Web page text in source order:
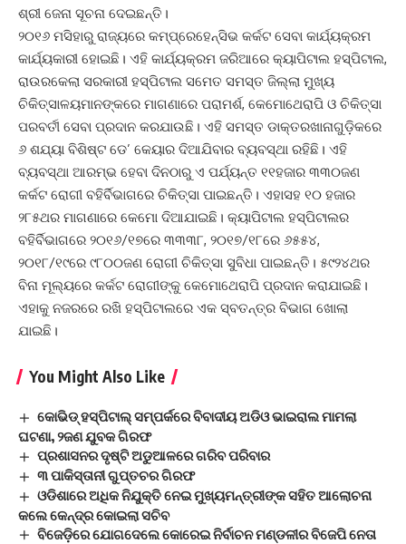
ଶ୍ରୀ ଜେନା ସୂଚନା ଦେଇଛନ୍ତି।
୨୦୧୬ ମସିହାରୁ ରାଜ୍ୟରେ କମ୍ପ୍ରେହେନ୍‌ସିଭ କର୍କଟ ସେବା କାର୍ଯ୍ୟକ୍ରମ
କାର୍ଯ୍ୟକାରୀ ହୋଇଛି। ଏହି କାର୍ଯ୍ୟକ୍ରମ ଜରିଆରେ କ୍ୟାପିଟାଲ ହସ୍ପିଟାଲ,
ରାଉରକେଲା ସରକାରୀ ହସ୍ପିଟାଲ ସମେତ ସମସ୍ତ ଜିଲ୍ଲା ମୁଖ୍ୟ
ଚିକିତ୍ସାଳୟମାନଙ୍କରେ ମାଗଣାରେ ପରାମର୍ଶ, କେମୋ‌ଥେରାପି ଓ ଚିକିତ୍ସା
ପରବର୍ତୀ ସେବା ପ୍ରଦାନ କରଯାଉଛି। ଏହି ସମସ୍ତ ଡାକ୍ତରଖାନାଗୁଡ଼ିକରେ
୬ ଶଯ୍ୟା ବିଶିଷ୍ଟ ଡେ’ କେୟାର ଦିଆଯିବାର ବ୍ୟବସ୍ଥା ରହିଛି। ଏହି
ବ୍ୟବସ୍ଥା ଆରମ୍ଭ ହେବା ଦିନଠାରୁ ଏ ପର୍ଯ୍ୟନ୍ତ ୧୧ହଜାର ୩୩୦ଜଣ
କର୍କଟ ରୋଗୀ ବହିର୍ବିଭାଗରେ ଚିକିତ୍ସା ପାଇଛନ୍ତି। ଏହାସହ ୧୦ ହଜାର
୨୮୫ଥର ମାଗଣାରେ କେମୋ ଦିଆଯାଇଛି। କ୍ୟାପିଟାଲ ହସ୍ପିଟାଲର
ବହିର୍ବିଭାଗରେ ୨୦୧୬/୧୭ରେ ୩୩୩୮, ୨୦୧୭/୧୮ରେ ୬୫୫୪,
୨୦୧୮/୧୯ରେ ୯୮୦୦ଜଣ ରୋଗୀ ଚିକିତ୍ସା ସୁବିଧା ପାଇଛନ୍ତି। ୫୯୨୪ଥର
ବିନା ମୂଲ୍ୟରେ କର୍କଟ ରୋଗୀଙ୍କୁ କେମୋଥେରାପି ପ୍ରଦାନ କରାଯାଇଛି।
ଏହାକୁ ନଜରରେ ରଖି ହସ୍ପିଟାଲ‌ରେ ଏକ ସ୍ବତନ୍ତ୍ର ବିଭାଗ ଖୋଲା
ଯାଇଛି।
You Might Also Like
କୋଭିଡ୍ ହସ୍ପିଟାଲ୍ ସମ୍ପର୍କରେ ବିବାଦୀୟ ଅଡିଓ ଭାଇରାଲ ମାମଲା
ଘଟଣା, ୨ଜଣ ଯୁବକ ଗିରଫ
ପ୍ରଶାସନର ଦୃଷ୍ଟି ଅଡୁଆଳରେ ଗରିବ ପରିବାର
୩ ପାକିସ୍ତାନୀ ଗୁପ୍ତଚର ଗିରଫ
ଓଡିଶାରେ ଅଧିକ ନିଯୁକ୍ତି ନେଇ ମୁଖ୍ୟମନ୍ତ୍ରୀଙ୍କ ସହିତ ଆଲୋଚନା
କଲେ କେନ୍ଦ୍ର କୋଇଲା ସଚିବ
ବିଜେଡ଼ିରେ ଯୋଗଦେଲେ କୋରେଇ ନିର୍ବାଚନ ମଣ୍ଡଳୀର ବିଜେପି ନେତା